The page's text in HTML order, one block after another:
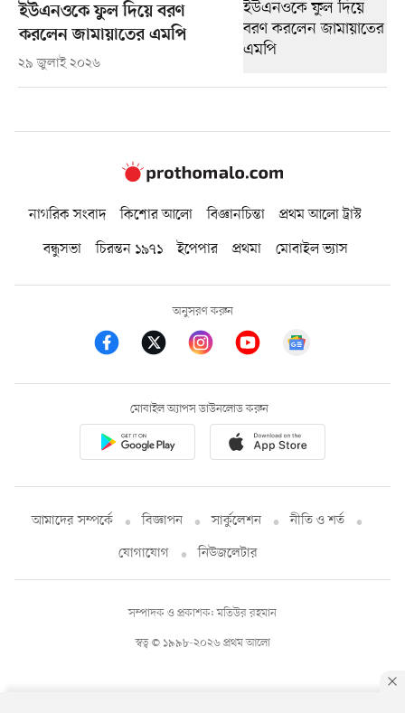
ইউএনওকে ফুল দিয়ে বরণ
করলেন জামায়াতের এমপি
২৯ জুলাই ২০২৬
নাগরিক সংবাদ কিশোর আলো বিজ্ঞানচিন্তা
প্রথম আলো ট্রাস্ট
বন্ধুসভা
চিরন্তন ১৯৭১ ইপেপার প্রথমা মোবাইল ভ্যাস
অনুসরণ করুন
মোবাইল অ্যাপস ডাউনলোড করুন
আমাদের সম্পর্কে বিজ্ঞাপন সার্কুলেশন
নীতি ও শর্ত
যোগাযোগ
নিউজলেটার
স্বত্ব © ১৯৯৮-২০২৬ প্রথম আলো
সম্পাদক ও প্রকাশক: মতিউর রহমান